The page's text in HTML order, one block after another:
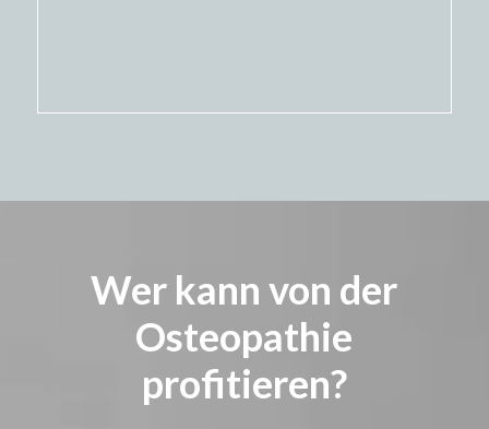
Wer kann von der
Osteopathie
profitieren?